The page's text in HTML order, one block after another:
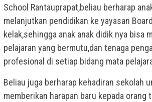
School Rantauprapat,beliau berharap
melanjutkan pendidikan ke yayasan
kelak,sehingga anak anak didik nya bisa
pelajaran yang bermutu,dan tenaga
profesional di setiap bidang mata
Beliau juga berharap kehadiran sekolah
memberikan harapan baru kepada orang